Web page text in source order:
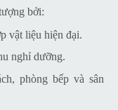
bởi:
vật liệu hiện đại.
nghỉ dưỡng.
phòng bếp và sân